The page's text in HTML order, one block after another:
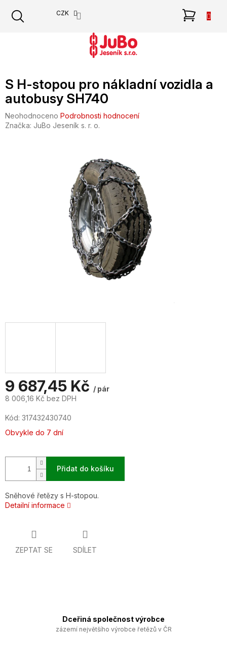
obsah
CZK
S H-stopou pro nákladní vozidla a
autobusy SH740
Průměrné
hodnocení
Neohodnoceno Podrobnosti hodnocení
Značka: JuBo Jeseník s. r. o.
9 687,45 Kč / pár
8 006,16 Kč bez DPH
cena:
Kód: 317432430740
Obvykle do 7 dní
Přidat do košíku
Sněhové řetězy s H-stopou.
Detailní informace
ZEPTAT SE SDÍLET
Dceřiná společnost výrobce
zázemí největšího výrobce řetězů v ČR